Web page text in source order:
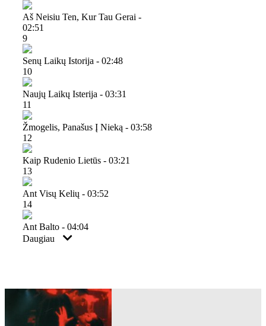
Aš Neisiu Ten, Kur Tau Gerai -
02:51
9
Senų Laikų Istorija - 02:48
10
Naujų Laikų Isterija - 03:31
11
Žmogelis, Panašus Į Nieką - 03:58
12
Kaip Rudenio Lietūs - 03:21
13
Ant Visų Kelių - 03:52
14
Ant Balto - 04:04
Daugiau